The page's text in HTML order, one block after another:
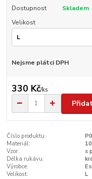
Dostupnost
Skladem
Velikost
Nejsme plátci DPH
330 Kč/ks
Číslo produktu:
Materiál:
Vzor:
s
Délka rukávu:
Výrobce:
Velikost:
L